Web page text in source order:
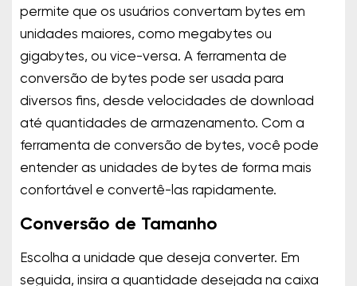
permite que os usuários convertam bytes em
unidades maiores, como megabytes ou
gigabytes, ou vice-versa. A ferramenta de
conversão de bytes pode ser usada para
diversos fins, desde velocidades de download
até quantidades de armazenamento. Com a
ferramenta de conversão de bytes, você pode
entender as unidades de bytes de forma mais
confortável e convertê-las rapidamente.
Conversão de Tamanho
Escolha a unidade que deseja converter. Em
seguida, insira a quantidade desejada na caixa